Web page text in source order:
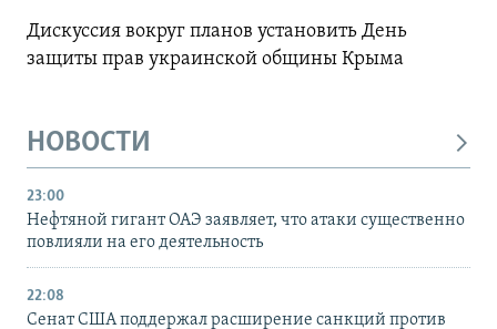
Дискуссия вокруг планов установить День
защиты прав украинской общины Крыма
НОВОСТИ
23:00
Нефтяной гигант ОАЭ заявляет, что атаки существенно
повлияли на его деятельность
22:08
Сенат США поддержал расширение санкций против